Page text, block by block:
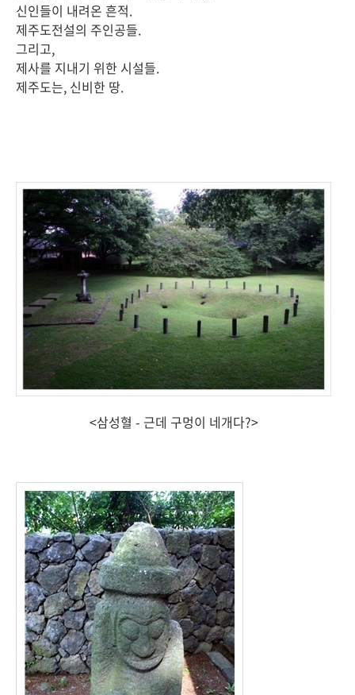
신인들이 내려온 흔적.
제주도전설의 주인공들.
그리고,
제사를 지내기 위한 시설들.
제주도는, 신비한 땅.
<삼성혈 - 근데 구멍이 네개다?>